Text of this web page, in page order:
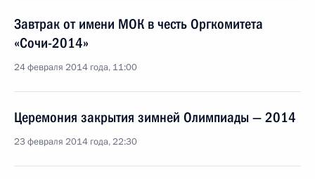
Завтрак от имени МОК в честь Оргкомитета
«Сочи-2014»
24 февраля 2014 года, 11:00
Церемония закрытия зимней Олимпиады — 2014
23 февраля 2014 года, 22:30